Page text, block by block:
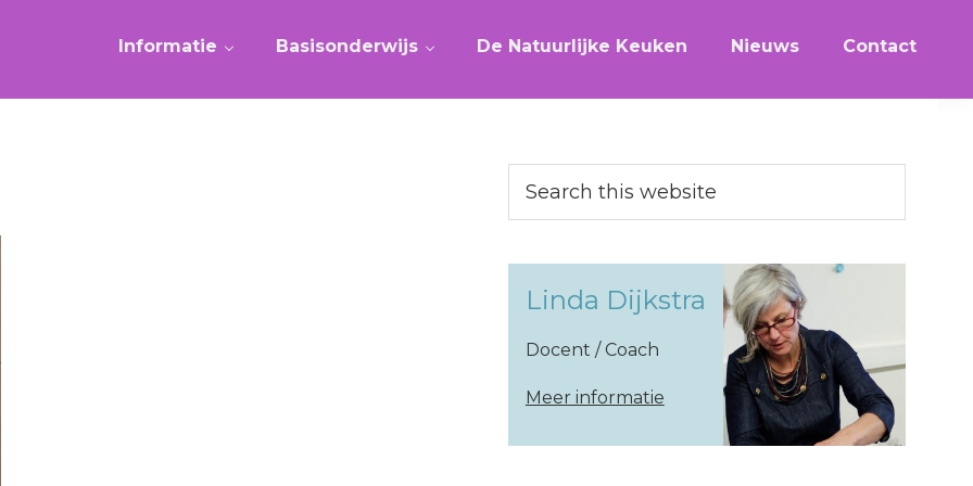
Informatie Basisonderwijs De Natuurlijke Keuken Nieuws Contact
Primary
Sidebar
this
website
Linda Dijkstra
Docent / Coach
Meer informatie